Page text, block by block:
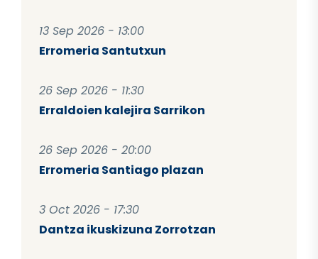
13 Sep 2026 - 13:00
Erromeria Santutxun
26 Sep 2026 - 11:30
Erraldoien kalejira Sarrikon
26 Sep 2026 - 20:00
Erromeria Santiago plazan
3 Oct 2026 - 17:30
Dantza ikuskizuna Zorrotzan